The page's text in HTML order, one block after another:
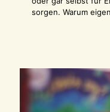
sorgen. Warum